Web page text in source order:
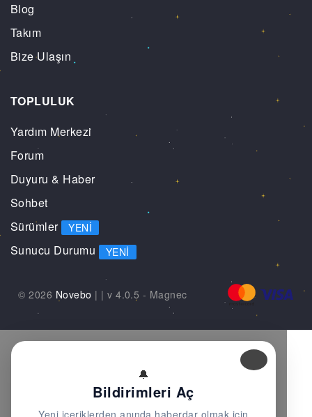
Blog
Takım
Bize Ulaşın
TOPLULUK
Yardım Merkezi
Forum
Duyuru & Haber
Sohbet
Sürümler YENI
Sunucu Durumu YENI
© 2026 Novebo | | v 4.0.5 - Magnec
🔔
Bildirimleri Aç
Yeni içeriklerden anında haberdar olmak için